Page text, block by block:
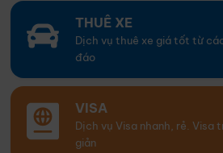
THUÊ XE
Dịch vụ thuê xe giá tốt từ
đáo
VISA
Dịch vụ Visa nhanh, rẻ. Visa
giản